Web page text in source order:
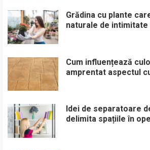
Grădina cu plante
naturale de intimitate
Cum influențează
amprentat aspectul
Idei de separatoare
delimita spațiile în